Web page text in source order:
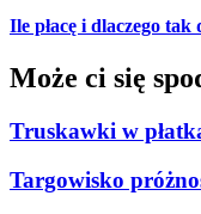
Ile płacę i dlaczego tak
Może ci się
Truskawki w
Targowisko